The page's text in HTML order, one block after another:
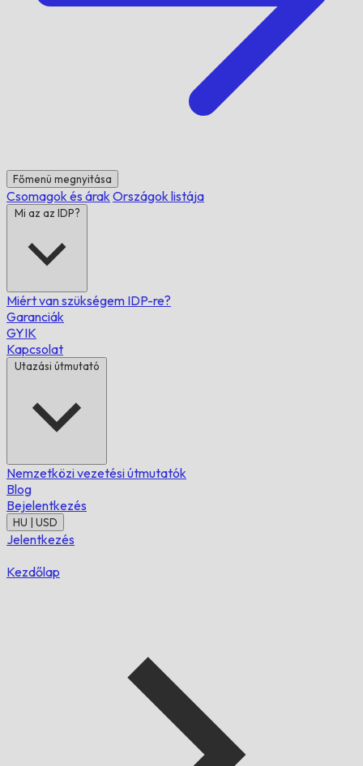
Főmenü megnyitása
Csomagok és árak Országok listája
Mi az az IDP?
Miért van szükségem IDP-re?
Garanciák
GYIK
Kapcsolat
Utazási útmutató
Nemzetközi vezetési útmutatók
Blog
Bejelentkezés
HU | USD
Jelentkezés
Kezdőlap